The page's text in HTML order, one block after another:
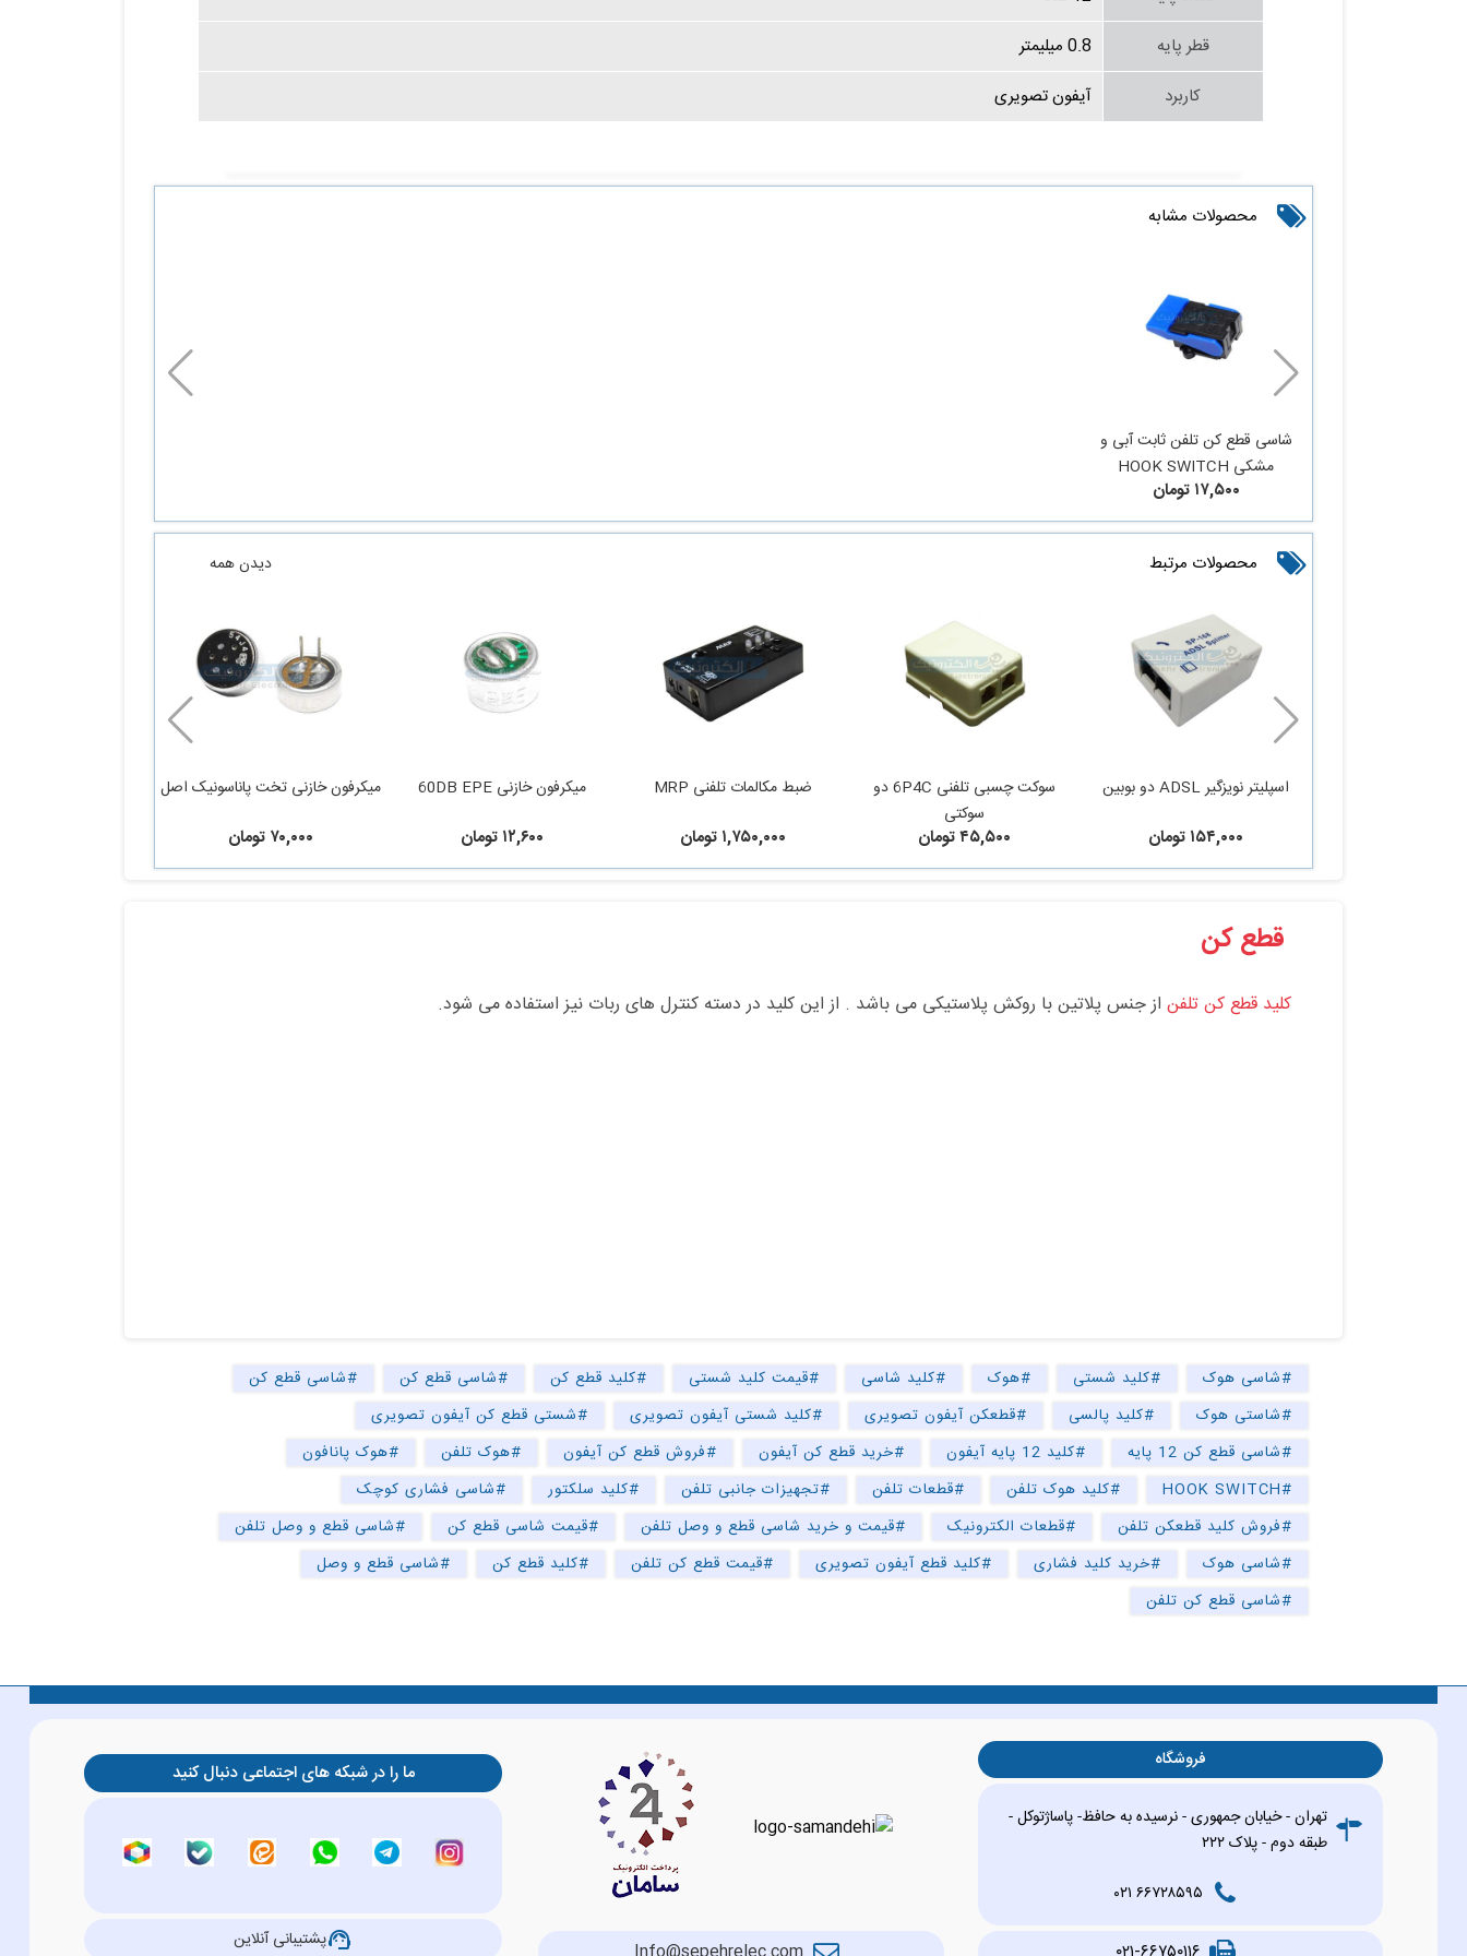
قطر پایه
0.8 میلیمتر
کاربرد
آیفون تصویری
محصولات مشابه
شاسی قطع کن تلفن ثابت آبی و
مشکی HOOK SWITCH
۱۷,۵۰۰ تومان
محصولات مرتبط دیدن همه
اسپلیتر نویزگیر ADSL دو بوبین
۱۵۴,۰۰۰ تومان
سوکت چسبی تلفنی 6P4C دو
سوکتی
۴۵,۵۰۰ تومان
ضبط مکالمات تلفنی MRP
۱,۷۵۰,۰۰۰ تومان
میکرفون خازنی 60DB EPE
۱۲,۶۰۰ تومان
میکرفون خازنی تخت پاناسونیک اصل
۷۰,۰۰۰ تومان
قطع کن
کلید قطع کن تلفن از جنس پلاتین با روکش پلاستیکی می باشد . از این کلید در دسته کنترل های ربات نیز استفاده می شود.
#شاسی هوک #کلید شستی #هوک #کلید شاسی #قیمت کلید شستی #کلید قطع کن #شاسی قطع کن
#شاسی قطع کن
#شاستی هوک
#کلید پالسی #قطعکن آیفون تصویری #کلید شستی آیفون تصویری
#شستی قطع کن آیفون تصویری
#شاسی قطع کن 12 پایه
#کلید 12 پایه آیفون #خرید قطع کن آیفون #فروش قطع کن آیفون #هوک تلفن
#هوک پانافون
#HOOK SWITCH
#کلید هوک تلفن #قطعات تلفن #تجهیزات جانبی تلفن #کلید سلکتور
#شاسی فشاری کوچک
#فروش کلید قطعکن تلفن
#قطعات الکترونیک #قیمت و خرید شاسی قطع و وصل تلفن #قیمت شاسی قطع کن
#شاسی قطع و وصل تلفن
#شاسی هوک
#خرید کلید فشاری #کلید قطع آیفون تصویری #قیمت قطع کن تلفن #کلید قطع کن
#شاسی قطع و وصل
#شاسی قطع کن تلفن
فروشگاه
تهران - خیابان جمهوری - نرسیده به حافظ- پاساژتوکل -
طبقه دوم - پلاک ۲۲۲
۶۶۷۲۸۵۹۵ ۰۲۱
ما را در شبکه های اجتماعی دنبال کنید
support_agentپشتیبانی آنلاین